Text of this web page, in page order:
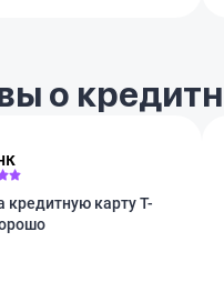
о
кредитную карту Т-